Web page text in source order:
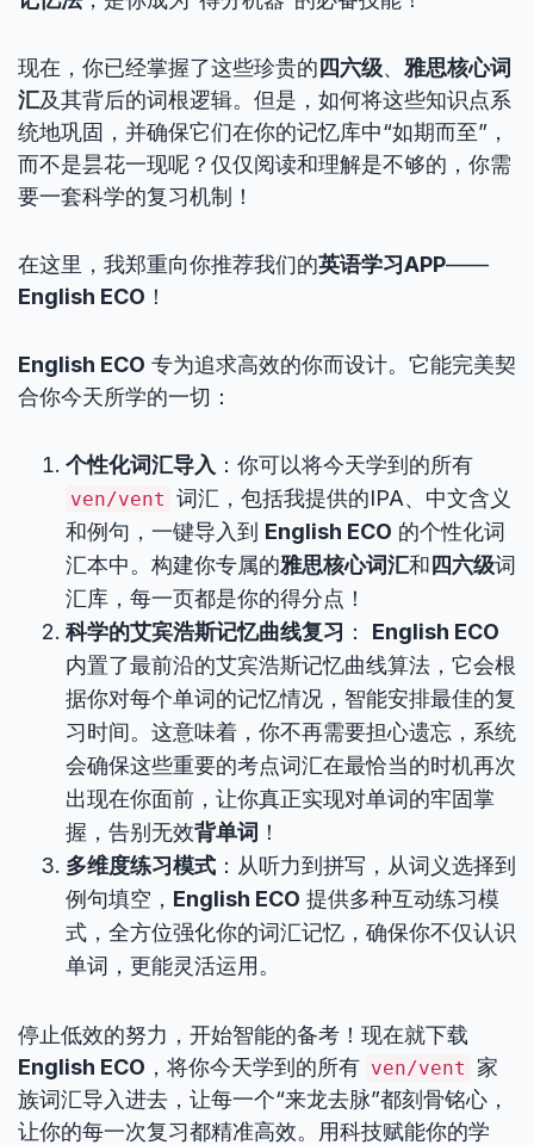
现在，你已经掌握了这些珍贵的 四六级、 雅思核心词
汇及其背后的词根逻辑。但是，如何将这些知识点系
统地巩固，并确保它们在你的记忆库中“如期而至”，
而不是昙花一现呢？仅仅阅读和理解是不够的，你需
要一套科学的复习机制！
在这里，我郑重向你推荐我们的英语学习APP——
English ECO ！
English ECO 专为追求高效的你而设计。它能完美契
合你今天所学的一切：
个性化词汇导入 ：你可以将今天学到的所有
ven/vent 词汇，包括我提供的IPA、中文含义
和例句，一键导入到 English ECO 的个性化词
汇本中。构建你专属的雅思核心词汇和 四六级词
汇库，每一页都是你的得分点！
科学的艾宾浩斯记忆曲线复习 ： English ECO
内置了最前沿的艾宾浩斯记忆曲线算法，它会根
据你对每个单词的记忆情况，智能安排最佳的复
习时间。这意味着，你不再需要担心遗忘，系统
会确保这些重要的考点词汇在最恰当的时机再次
出现在你面前，让你真正实现对单词的牢固掌
握，告别无效背单词 ！
多维度练习模式 ：从听力到拼写，从词义选择到
例句填空， English ECO 提供多种互动练习模
式，全方位强化你的词汇记忆，确保你不仅认识
单词，更能灵活运用。
停止低效的努力，开始智能的备考！现在就下载
English ECO ，将你今天学到的所有 ven/vent
家
族词汇导入进去，让每一个“来龙去脉”都刻骨铭心，
让你的每一次复习都精准高效。用科技赋能你的学